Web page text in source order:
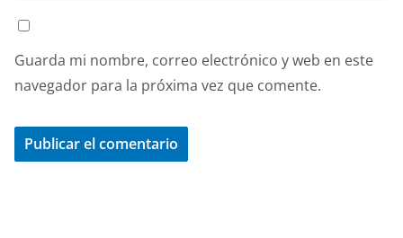
Guarda mi nombre, correo electrónico y web en este
navegador para la próxima vez que comente.